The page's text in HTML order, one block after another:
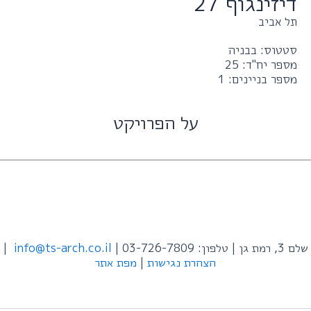
תל אביב
סטטוס: בבניה
מספר יח"ד: 25
מספר בניינים: 1
על הפרויקט
שלם 3, רמת גן | טלפון: 03-726-7809 | info@ts-arch.co.il
|
הצהרת נגישות | מפת אתר